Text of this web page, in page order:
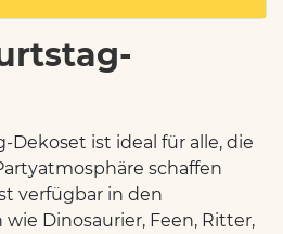
Dekoset ist ideal für alle, die
schaffen
verfügbar in den
Dinosaurier, Feen, Ritter,